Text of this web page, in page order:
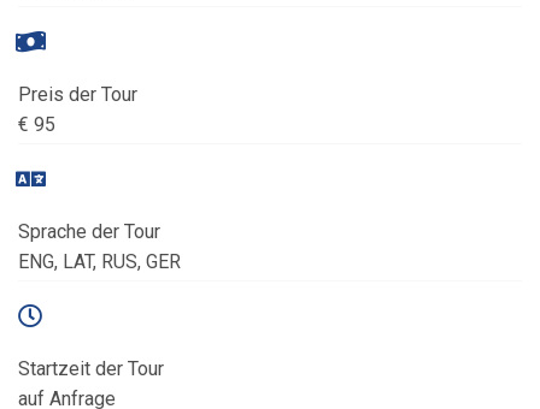
Preis der Tour
€ 95
Sprache der Tour
ENG, LAT, RUS, GER
Startzeit der Tour
auf Anfrage